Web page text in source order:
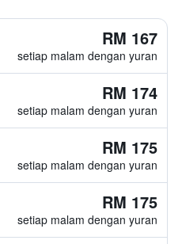
RM 167
setiap malam dengan yuran
RM 174
setiap malam dengan yuran
RM 175
setiap malam dengan yuran
RM 175
setiap malam dengan yuran